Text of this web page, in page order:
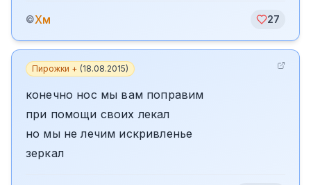
©Хм 27
Пирожки + (18.08.2015)
конечно нос мы вам поправим
при помощи своих лекал
но мы не лечим искривленье
зеркал